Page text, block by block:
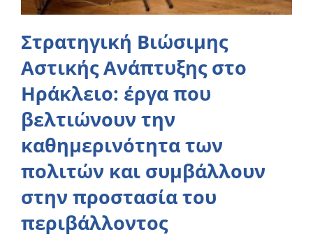
Στρατηγική Βιώσιμης
Αστικής Ανάπτυξης στο
Ηράκλειο: έργα που
βελτιώνουν την
καθημερινότητα των
πολιτών και συμβάλλουν
στην προστασία του
περιβάλλοντος